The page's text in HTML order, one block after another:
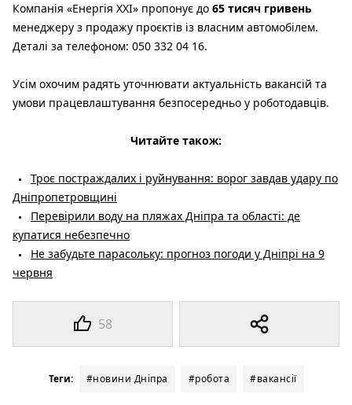
58
Компанія «Енергія XXI» пропонує до 65 тисяч гривень
менеджеру з продажу проєктів із власним автомобілем.
Деталі за телефоном: 050 332 04 16.
Усім охочим радять уточнювати актуальність вакансій та
умови працевлаштування безпосередньо у роботодавців.
Читайте також:
Троє постраждалих і руйнування: ворог завдав удару по
Дніпропетровщині
Перевірили воду на пляжах Дніпра та області: де
купатися небезпечно
Не забудьте парасольку: прогноз погоди у Дніпрі на 9
червня
Теги: #новини Дніпра #робота #вакансії